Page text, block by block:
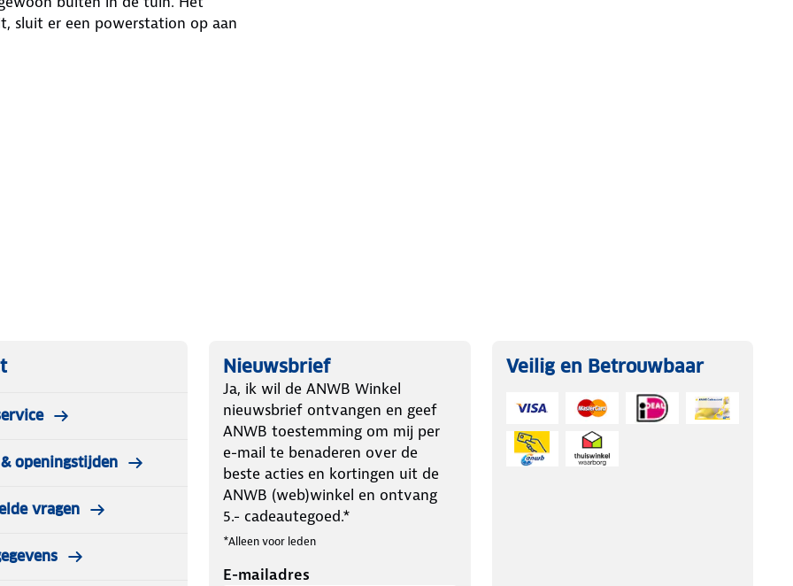
sluit er een powerstation op aan
zonnecellen
onder diverse
met Aqiila powerstations
een lange levensduur
of S1500 en andere powerstations
35 mm
openingstijden
vragen
Nieuwsbrief
Ja, ik wil de ANWB Winkel
nieuwsbrief ontvangen en geef
ANWB toestemming om mij per
e-mail te benaderen over de
beste acties en kortingen uit de
ANWB (web)winkel en ontvang
5.- cadeautegoed.*
*Alleen voor leden
E-mailadres
Veilig en Betrouwbaar